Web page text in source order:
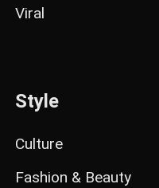
Viral
Style
Culture
Fashion & Beauty